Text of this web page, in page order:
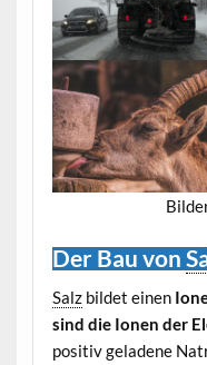
Der Bau von
Salzbildet einen
sind die Ionen der
positiv geladene